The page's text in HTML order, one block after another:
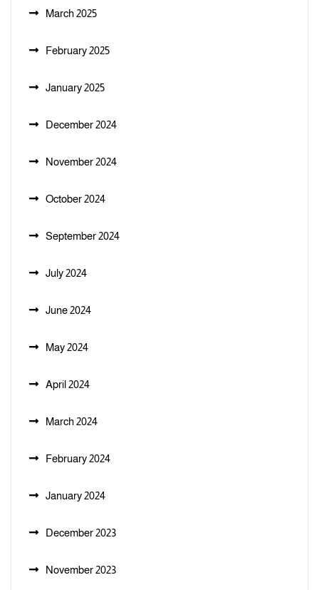
March 2025
February 2025
January 2025
December 2024
November 2024
October 2024
September 2024
July 2024
June 2024
May 2024
April 2024
March 2024
February 2024
January 2024
December 2023
November 2023